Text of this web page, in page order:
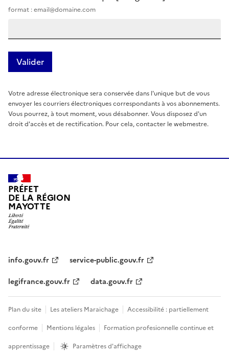
format : email@domaine.com
Votre adresse électronique sera conservée dans l'unique but de vous
envoyer les courriers électroniques correspondants à vos abonnements.
Vous pourrez, à tout moment, vous désabonner. Vous disposez d'un
droit d'accès et de rectification. Pour cela, contacter le webmestre.
PRÉFET
DE LA RÉGION
MAYOTTE
info.gouv.fr
service-public.gouv.fr
legifrance.gouv.fr
data.gouv.fr
Plan du site Les ateliers Maraichage
Accessibilité : partiellement
conforme
Mentions légales
Formation profesionnelle continue et
apprentissage
Paramètres d'affichage